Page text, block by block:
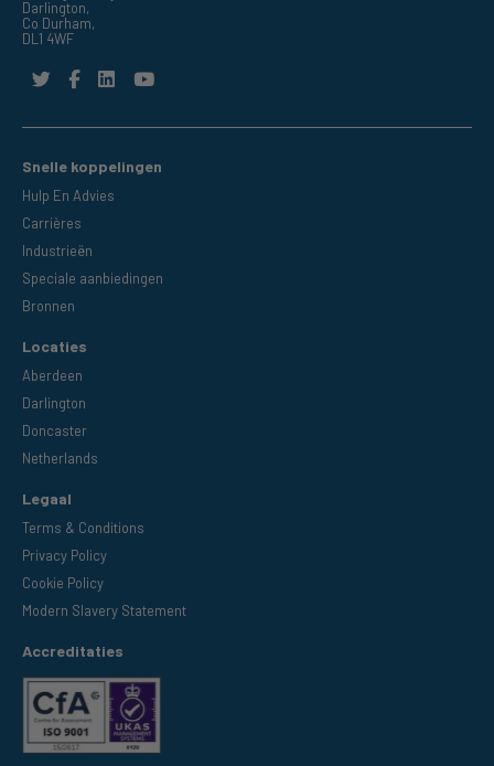
Darlington,
Co Durham,
DL1 4WF
Snelle koppelingen
Hulp En Advies
Carrières
Industrieën
Speciale aanbiedingen
Bronnen
Locaties
Aberdeen
Darlington
Doncaster
Netherlands
Legaal
Terms & Conditions
Privacy Policy
Cookie Policy
Modern Slavery Statement
Accreditaties